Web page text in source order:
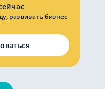
развивать бизнес